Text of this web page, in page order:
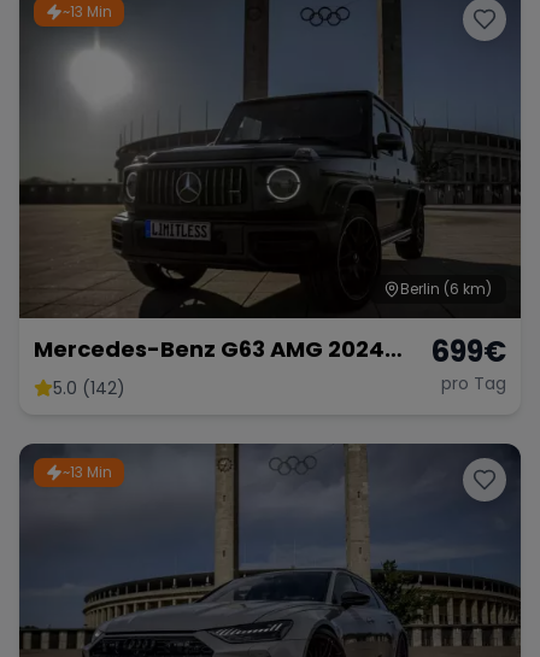
~13 Min
Berlin (6 km)
Mercedes-Benz G63 AMG 2024
mieten SUV G-Klasse G 63
5.0 (142)
699€
pro Tag
~13 Min